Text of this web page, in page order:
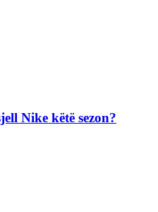
Nike këtë sezon?